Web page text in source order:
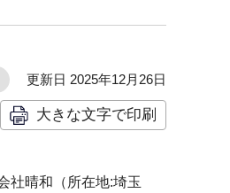
更新日 2025年12月26日
大きな文字で印刷
社晴和（所在地:埼玉